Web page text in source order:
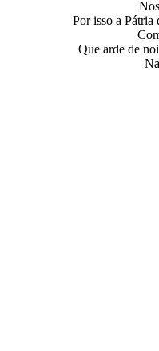
Por isso a Pátria
Que arde de